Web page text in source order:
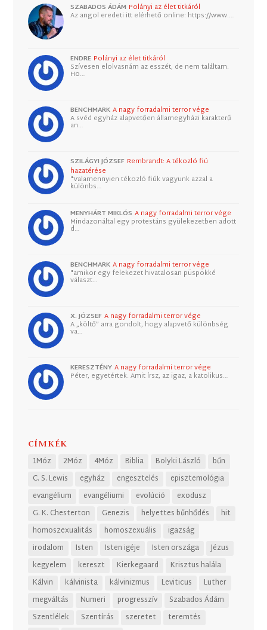
SZABADOS ÁDÁM Polányi az élet titkáról
Az angol eredeti itt elérhető online: https://www.…
ENDRE Polányi az élet titkáról
Szívesen elolvasnám az esszét, de nem találtam.
Ho…
BENCHMARK A nagy forradalmi terror vége
A svéd egyház alapvetően államegyházi karakterű
an…
SZILÁGYI JÓZSEF Rembrandt: A tékozló fiú
hazatérése
"Valamennyien tékozló fiúk vagyunk azzal a
különbs…
MENYHÁRT MIKLÓS A nagy forradalmi terror vége
Mindazonáltal egy protestáns gyülekezetben adott
d…
BENCHMARK A nagy forradalmi terror vége
"amikor egy felekezet hivatalosan püspökké
választ…
X. JÓZSEF A nagy forradalmi terror vége
A „költő” arra gondolt, hogy alapvető különbség
va…
KERESZTÉNY A nagy forradalmi terror vége
Péter, egyetértek. Amit írsz, az igaz, a katolikus…
CÍMKÉK
1Móz 2Móz 4Móz Biblia Bolyki László
bűn
C. S. Lewis
egyház engesztelés
episztemológia
evangélium
evangéliumi evolúció
exodusz
G. K. Chesterton
Genezis helyettes bűnhődés
hit
homoszexualitás
homoszexuális
igazság
irodalom
Isten Isten igéje Isten országa
Jézus
kegyelem
kereszt Kierkegaard
Krisztus halála
Kálvin
kálvinista kálvinizmus Leviticus
Luther
megváltás
Numeri progresszív
Szabados Ádám
Szentlélek
Szentírás szeretet
teremtés